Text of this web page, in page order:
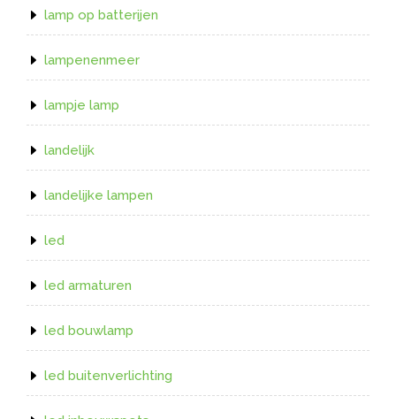
lamp op batterijen
lampenenmeer
lampje lamp
landelijk
landelijke lampen
led
led armaturen
led bouwlamp
led buitenverlichting